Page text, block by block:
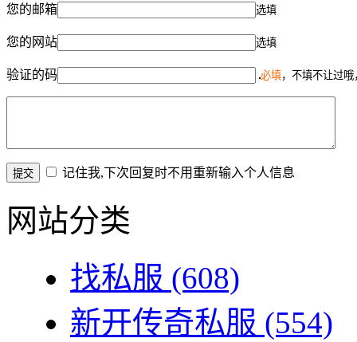
您的邮箱 选填
您的网站 选填
验证的码 必填，不填不让过
记住我,下次回复时不用重新输入个人信息
网站分类
找私服 (608)
新开传奇私服 (554)